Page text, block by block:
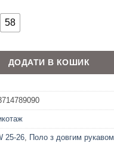
58
ДОДАТИ В КОШИК
25-26, Поло з довгим рукавом